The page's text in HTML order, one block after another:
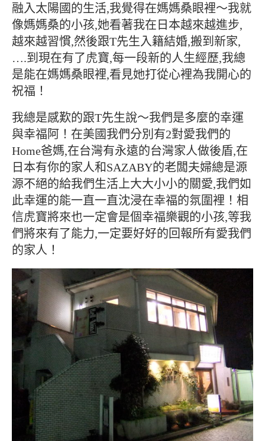
融入太陽國的生活,我覺得在媽媽桑眼裡～我就
像媽媽桑的小孩,她看著我在日本越來越進步,
越來越習慣,然後跟T先生入籍結婚,搬到新家,
….到現在有了虎寶,每一段新的人生經歷,我總
是能在媽媽桑眼裡,看見她打從心裡為我開心的
祝福！
我總是感歎的跟T先生說～我們是多麼的幸運
與幸福阿！在美國我們分別有2對愛我們的
Home爸媽,在台灣有永遠的台灣家人做後盾,在
日本有你的家人和SAZABY的老闆夫婦總是源
源不絕的給我們生活上大大小小的關愛,我們如
此幸運的能一直一直沈浸在幸福的氛圍裡！相
信虎寶將來也一定會是個幸福樂觀的小孩,等我
們將來有了能力,一定要好好的回報所有愛我們
的家人！